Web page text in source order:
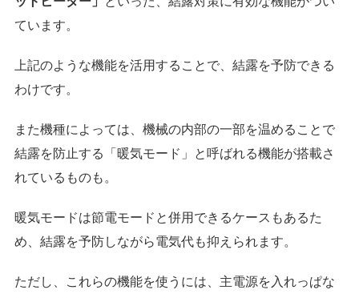
ています。
上記のような機能を活用することで、結露を予防できる
わけです。
また機種によっては、機械の内部の一部を温めることで
結露を防止する「暖気モード」と呼ばれる機能が搭載さ
れているものも。
暖気モードは節電モードと併用できるケースもあるた
め、結露を予防しながら電気代も抑えられます。
ただし、これらの機能を使うには、主電源を入れっぱな